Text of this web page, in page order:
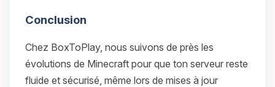
Conclusion
Chez BoxToPlay, nous suivons de près les
évolutions de Minecraft pour que ton serveur reste
fluide et sécurisé, même lors de mises à jour